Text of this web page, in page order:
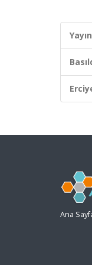
Ana